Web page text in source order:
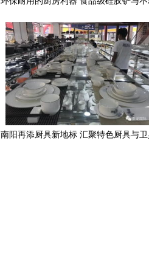
南阳再添厨具新地标 汇聚特色厨具与